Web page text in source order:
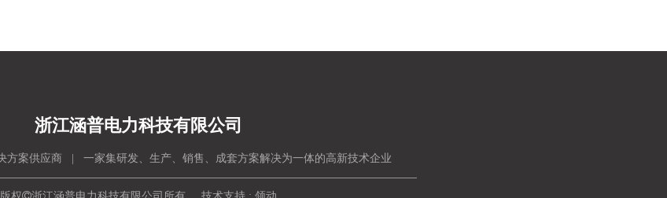
浙江涵普电力科技有限公司
方案供应商 | 一家集研发、生产、销售、成套方案解决为一体的高新技术企业
